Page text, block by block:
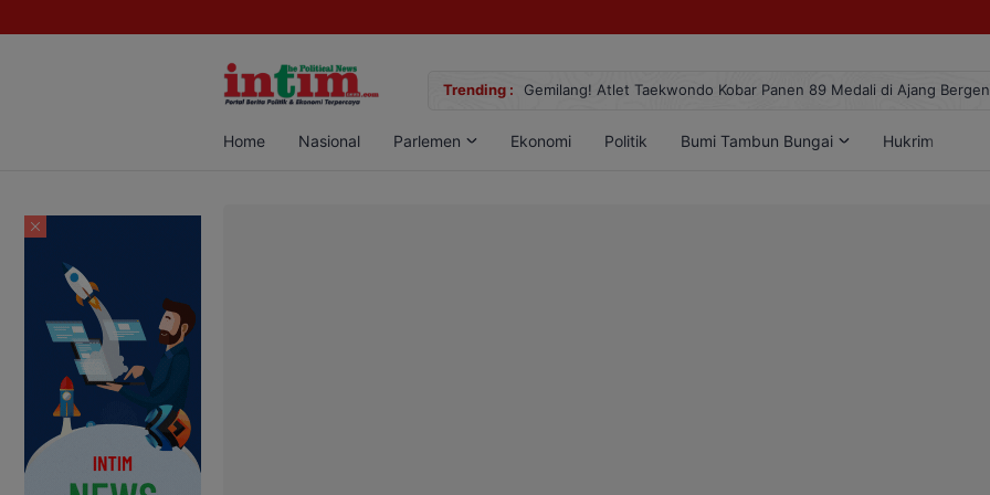
Trending :
Sabu di Pangkalan Bun, Dua Pelaku Diamankan Gemilang! Atlet Taekwondo Kobar Panen 89 Medali di Ajang
Home Nasional Parlemen Ekonomi Politik Bumi Tambun Bungai Hukrim